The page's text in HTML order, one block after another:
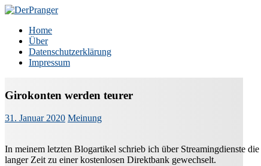
Zum
springen
DerPranger
Finanzen, Freiheit, Prangerei
Home
Über
Datenschutzerklärung
Impressum
Girokonten werden teurer
31. Januar 2020 Meinung
In meinem letzten Blogartikel schrieb ich über Streamingdienste
langer Zeit zu einer kostenlosen Direktbank gewechselt.